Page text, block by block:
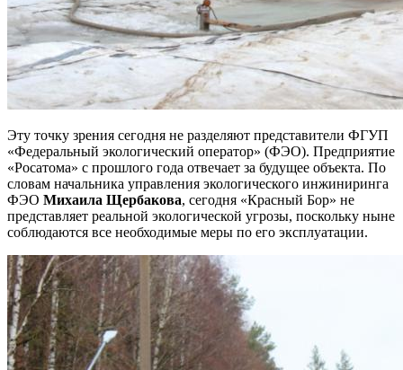
Эту точку зрения сегодня не разделяют представители ФГУП
«Федеральный экологический оператор» (ФЭО). Предприятие
«Росатома» с прошлого года отвечает за будущее объекта. По
словам начальника управления экологического инжиниринга
ФЭО Михаила Щербакова, сегодня «Красный Бор» не
представляет реальной экологической угрозы, поскольку ныне
соблюдаются все необходимые меры по его эксплуатации.